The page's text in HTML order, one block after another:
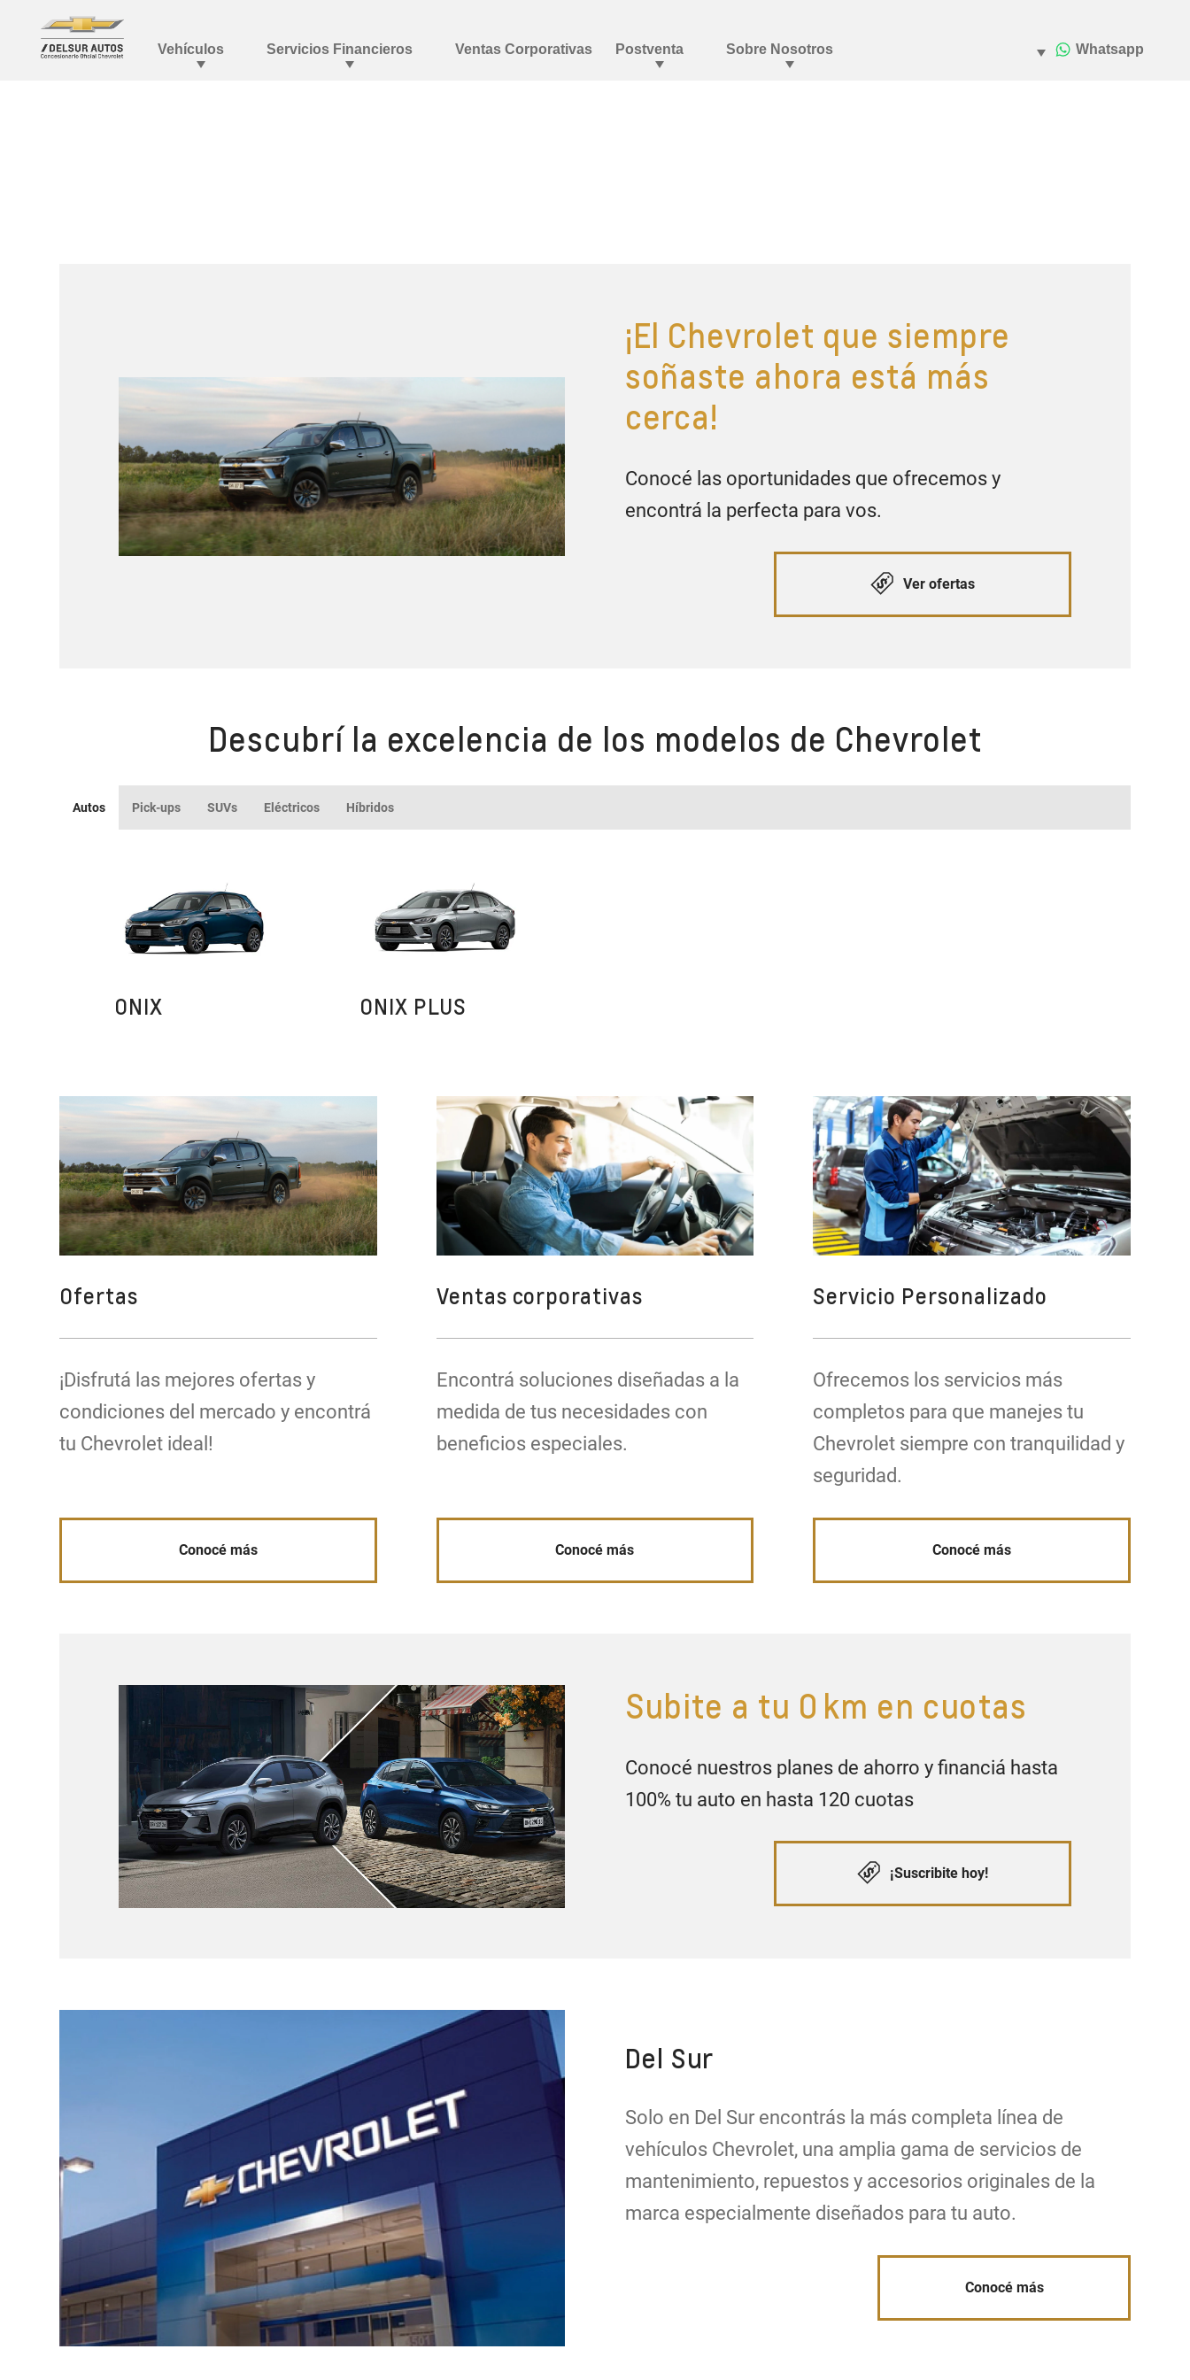
¡El Chevrolet que siempre
soñaste ahora está más
cerca!
Conocé las oportunidades que ofrecemos y
encontrá la perfecta para vos.
Ver ofertas
Descubrí la excelencia de los modelos de Chevrolet
Autos Pick-ups SUVs Eléctricos Híbridos
ONIX ONIX PLUS
Ofertas
¡Disfrutá las mejores ofertas y
condiciones del mercado y encontrá
tu Chevrolet ideal!
Conocé más
Ventas corporativas
Encontrá soluciones diseñadas a la
medida de tus necesidades con
beneficios especiales.
Conocé más
Servicio Personalizado
Ofrecemos los servicios más
completos para que manejes tu
Chevrolet siempre con tranquilidad y
seguridad.
Conocé más
Subite a tu 0 km en cuotas
Conocé nuestros planes de ahorro y financiá hasta
100% tu auto en hasta 120 cuotas
¡Suscribite hoy!
Del Sur
Solo en Del Sur encontrás la más completa línea de
vehículos Chevrolet, una amplia gama de servicios de
mantenimiento, repuestos y accesorios originales de la
marca especialmente diseñados para tu auto.
Conocé más